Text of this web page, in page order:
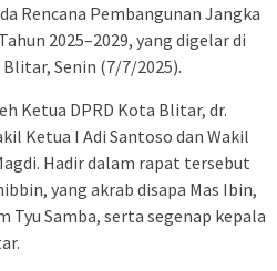
Rencana Pembangunan Jangka
2025–2029, yang digelar di
Senin (7/7/2025).
Ketua DPRD Kota Blitar, dr.
Ketua I Adi Santoso dan Wakil
Hadir dalam rapat tersebut
yang akrab disapa Mas Ibin,
Tyu Samba, serta segenap kepala